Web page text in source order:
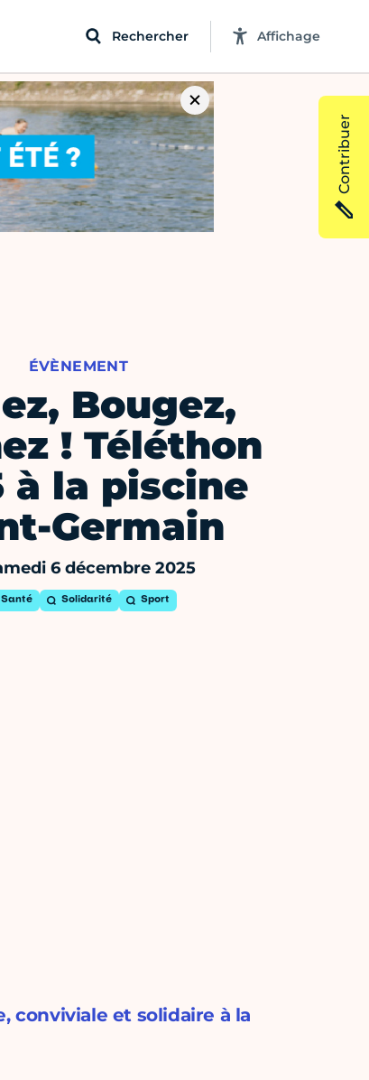
Rechercher Affichage
ÉVÈNEMENT
Bougez,
! Téléthon
à la piscine
Germain
6 décembre 2025
Santé Solidarité Sport
conviviale et solidaire à la
Contribuer